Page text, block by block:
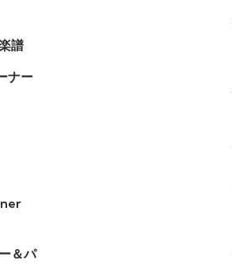
譜
ナー
＆パ